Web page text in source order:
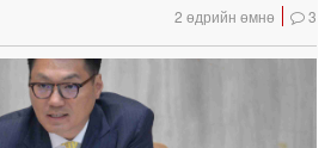
2 өдрийн өмнө 3